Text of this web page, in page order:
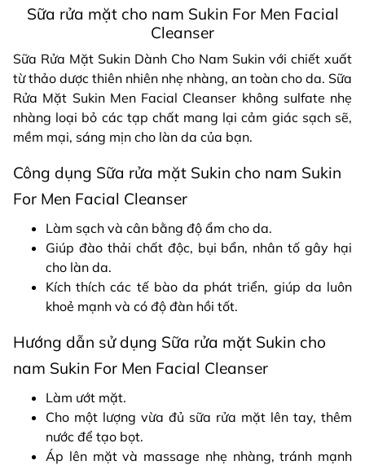
Sữa rửa mặt cho nam Sukin For Men Facial
Cleanser
Sữa Rửa Mặt Sukin Dành Cho Nam Sukin với chiết xuất
từ thảo dược thiên nhiên nhẹ nhàng, an toàn cho da. Sữa
Rửa Mặt Sukin Men Facial Cleanser không sulfate nhẹ
nhàng loại bỏ các tạp chất mang lại cảm giác sạch sẽ,
mềm mại, sáng mịn cho làn da của bạn.
Công dụng Sữa rửa mặt Sukin cho nam Sukin
For Men Facial Cleanser
Làm sạch và cân bằng độ ẩm cho da.
Giúp đào thải chất độc, bụi bẩn, nhân tố gây hại
cho làn da.
Kích thích các tế bào da phát triển, giúp da luôn
khoẻ mạnh và có độ đàn hồi tốt.
Hướng dẫn sử dụng Sữa rửa mặt Sukin cho
nam Sukin For Men Facial Cleanser
Làm ướt mặt.
Cho một lượng vừa đủ sữa rửa mặt lên tay, thêm
nước để tạo bọt.
Áp lên mặt và massage nhẹ nhàng, tránh mạnh